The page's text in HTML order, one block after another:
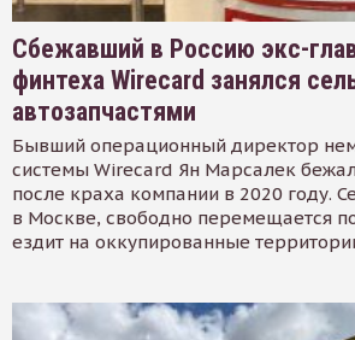
Сбежавший в Россию экс-
финтеха Wirecard занялся
автозапчастями
Бывший операционный директор
системы Wirecard Ян Марсалек
после краха компании в 2020 году.
в Москве, свободно перемещается
ездит на оккупированные